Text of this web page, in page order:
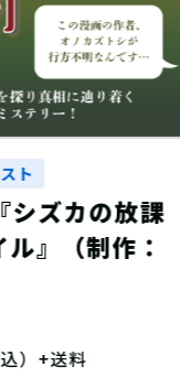
カの放課
（制作：
送料